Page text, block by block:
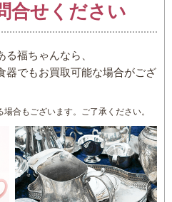
合せください
福ちゃんなら、
器でもお買取可能な場合がござ
合もございます。ご了承ください。